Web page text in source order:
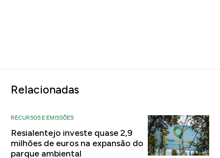
Relacionadas
RECURSOS E EMISSÕES
Resialentejo investe quase 2,9
milhões de euros na expansão do
parque ambiental